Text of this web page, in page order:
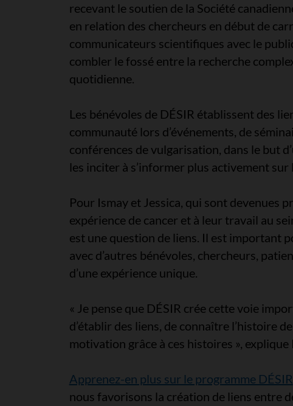
recevant le soutien de la Société
en relation des chercheurs en début de
communicateurs scientifiques avec le
combler le fossé entre la recherche
quotidienne.
Les bénévoles de DÉSIR établissent des
communauté lors d’événements, de
conférences de vulgarisation, dans le but
les inciter à s’informer plus activement sur
Pour Ismay et Jessica, qui sont devenues
expérience de cancer et à leur travail au
est une question de liens. Il est important
avec d’autres bénévoles, chercheurs,
d’une expérience unique.
« Je pense que DÉSIR crée cette voie
d’établir des liens, de connaître l’histoire
motivation grâce à ces histoires », explique
Apprenez-en plus sur le programme DÉSIR
nous favorisons la création de liens entre